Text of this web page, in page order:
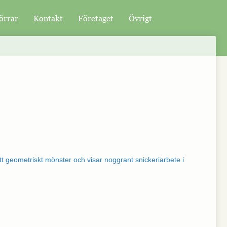
Kontakt Företaget Övrigt